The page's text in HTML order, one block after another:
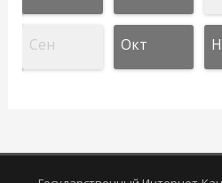
Сен Окт